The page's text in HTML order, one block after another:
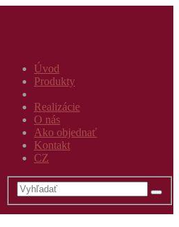
Úvod
Produkty
Realizácie
O nás
Ako objednať
Kontakt
CZ